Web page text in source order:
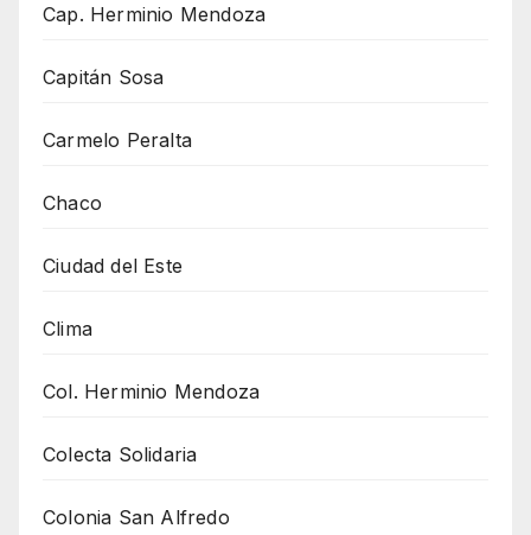
Cap. Herminio Mendoza
Capitán Sosa
Carmelo Peralta
Chaco
Ciudad del Este
Clima
Col. Herminio Mendoza
Colecta Solidaria
Colonia San Alfredo